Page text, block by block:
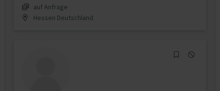
auf Anfrage
Hessen Deutschland